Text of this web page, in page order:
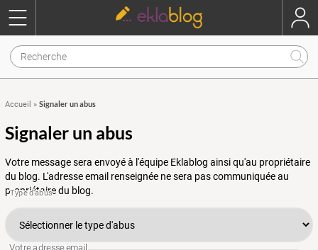
Accueil » Signaler un abus
Signaler un abus
Votre message sera envoyé à l'équipe Eklablog ainsi qu'au propriétaire
du blog. L'adresse email renseignée ne sera pas communiquée au
propriétaire du blog.